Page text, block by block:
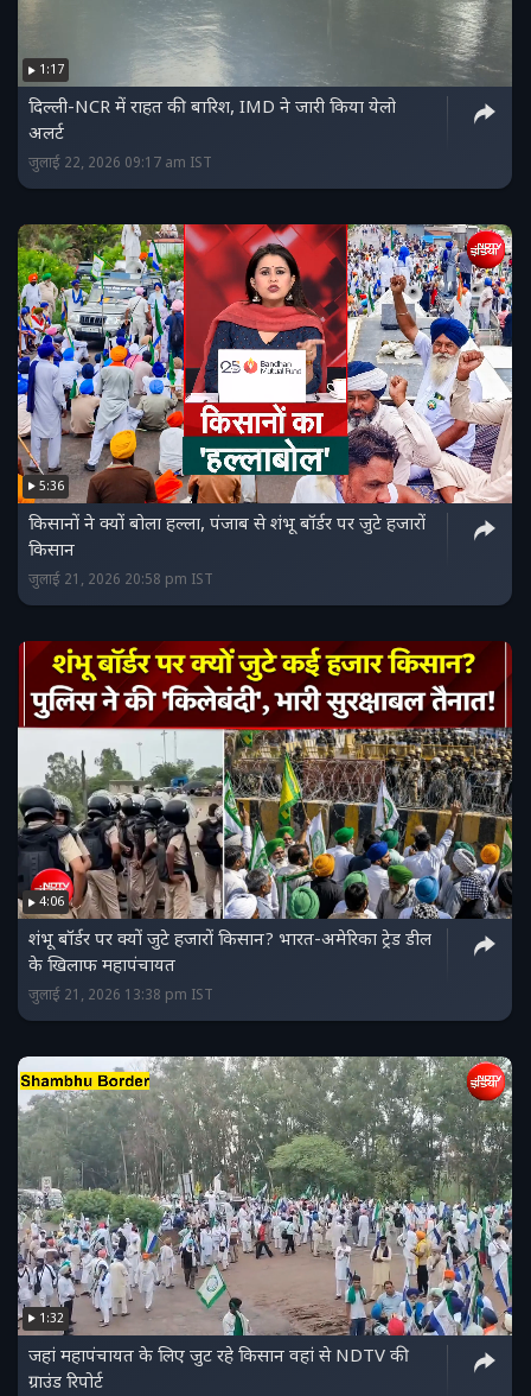
1:17
दिल्‍ली-NCR में राहत की बारिश, IMD ने जारी किया येलो
अलर्ट
जुलाई 22, 2026 09:17 am IST
5:36
किसानों ने क्‍यों बोला हल्‍ला, पंजाब से शंभू बॉर्डर पर जुटे हजारों
किसान
जुलाई 21, 2026 20:58 pm IST
4:06
शंभू बॉर्डर पर क्यों जुटे हजारों किसान? भारत-अमेरिका ट्रेड डील
के खिलाफ महापंचायत
जुलाई 21, 2026 13:38 pm IST
1:32
जहां महापंचायत के लिए जुट रहे किसान वहां से NDTV की
ग्राउंड रिपोर्ट